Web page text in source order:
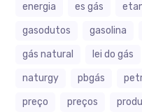
energia
es gás
gasodutos
gasolina
gás natural
lei do gás
naturgy
pbgás
preço
preços